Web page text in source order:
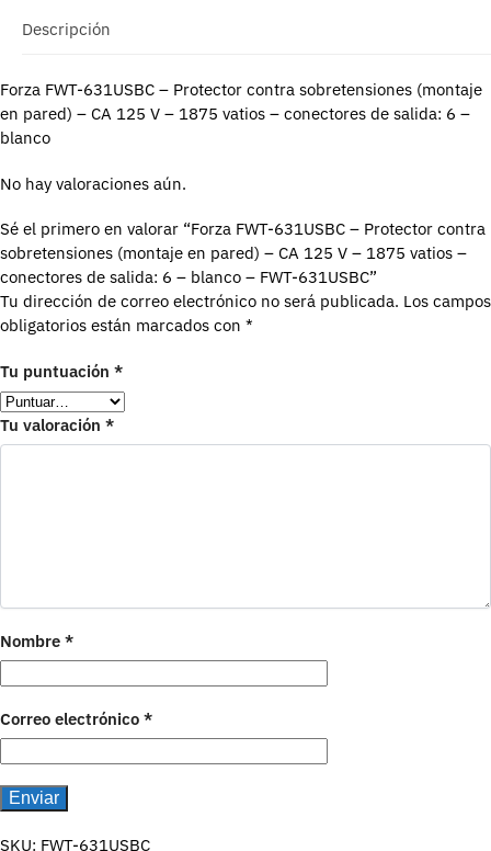
Descripción
Forza FWT-631USBC – Protector contra sobretensiones (montaje
en pared) – CA 125 V – 1875 vatios – conectores de salida: 6 –
blanco
No hay valoraciones aún.
Sé el primero en valorar “Forza FWT-631USBC – Protector contra
sobretensiones (montaje en pared) – CA 125 V – 1875 vatios –
conectores de salida: 6 – blanco – FWT-631USBC”
Tu dirección de correo electrónico no será publicada. Los campos
obligatorios están marcados con *
Tu puntuación *
Tu valoración *
Nombre *
Correo electrónico *
SKU: FWT-631USBC